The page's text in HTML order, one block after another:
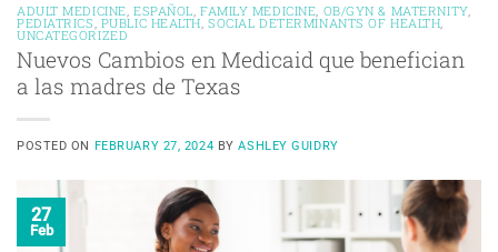
ADULT MEDICINE ESPAÑOL ,FAMILY MEDICINE OB/GYN & MATERNITY,
PEDIATRICS PUBLIC HEALTH ,SOCIAL DETERMINANTS OF HEALTH
UNCATEGORIZED
Nuevos Cambios en Medicaid que benefician
a las madres de Texas
POSTED ON FEBRUARY 27, 2024 BYASHLEY GUIDRY
27
Feb